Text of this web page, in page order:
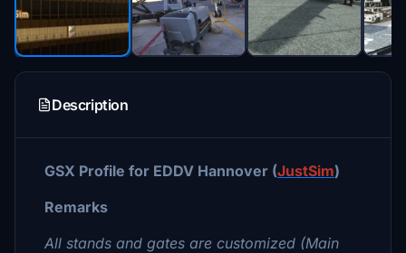
Description
GSX Profile for EDDV Hannover (JustSim)
Remarks
All stands and gates are customized (Main